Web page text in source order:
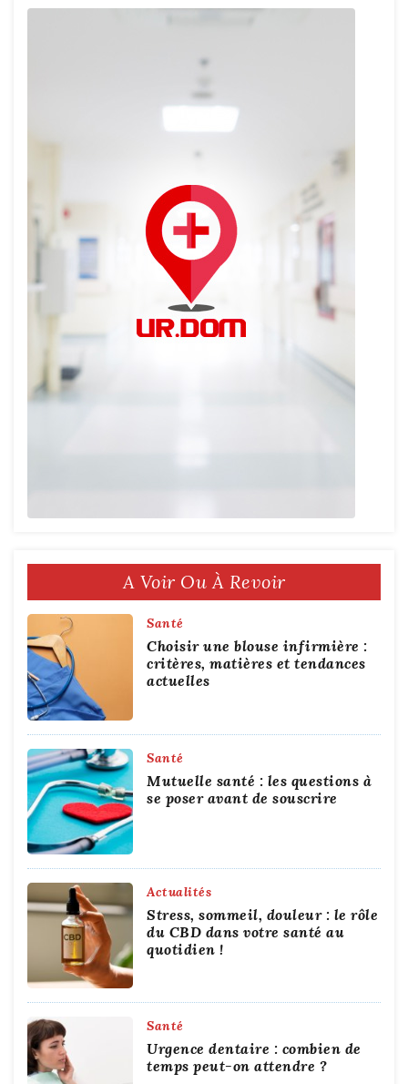
A Voir Ou À Revoir
Santé
Choisir une blouse infirmière :
critères, matières et tendances
actuelles
Santé
Mutuelle santé : les questions à
se poser avant de souscrire
Actualités
Stress, sommeil, douleur : le rôle
du CBD dans votre santé au
quotidien !
Santé
Urgence dentaire : combien de
temps peut-on attendre ?